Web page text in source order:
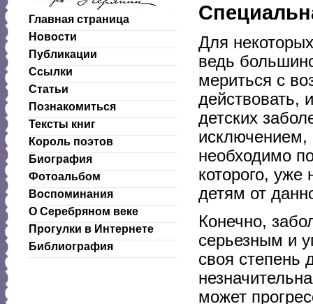
Главная страница
Новости
Публикации
Ссылки
Статьи
Познакомиться
Тексты книг
Король поэтов
Биография
Фотоальбом
Воспоминания
О Серебряном веке
Прогулки в Интернете
Библиография
Для
ведь
мериться с
действовать,
детских
необходимо
которого, уже
детям от
Конечно,
серьезным и
своя степень
может